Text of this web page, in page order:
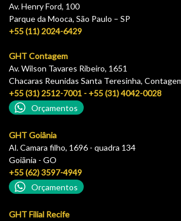
Av. Henry Ford, 100
Parque da Mooca, São Paulo – SP
+55 (11) 2024-6429
GHT Contagem
Av. Wilson Tavares Ribeiro, 1651
Chacaras Reunidas Santa Teresinha,
+55 (31) 2512-7001 - +55 (31) 4042-0028
Orçamentos
GHT Goiânia
Al. Camara filho, 1696 - quadra 134
Goiãnia - GO
+55 (62) 3597-4949
Orçamentos
GHT Filial Recife